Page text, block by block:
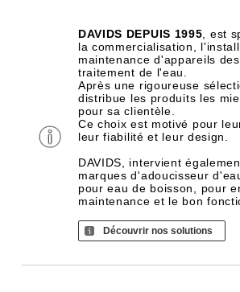
DAVIDS DEPUIS 1995 , est
la commercialisation,
maintenance d'appareils
traitement de l'eau.
Après une rigoureuse
distribue les produits les
pour sa clientèle.
Ce choix est motivé pour
leur fiabilité et leur design.
DAVIDS, intervient
marques d'adoucisseur
pour eau de boisson, pour
maintenance et le bon
Découvrir nos solutions